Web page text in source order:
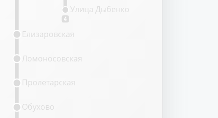
4
Улица Дыбенко
Обухово
Пролетарская
Ломоносовская
Елизаровская